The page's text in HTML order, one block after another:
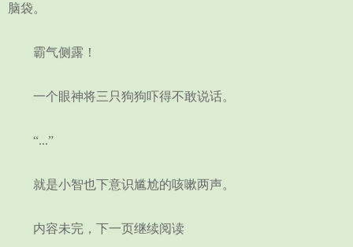
脑袋。
霸气侧露！
一个眼神将三只狗狗吓得不敢说话。
“...”
就是小智也下意识尴尬的咳嗽两声。
内容未完，下一页继续阅读